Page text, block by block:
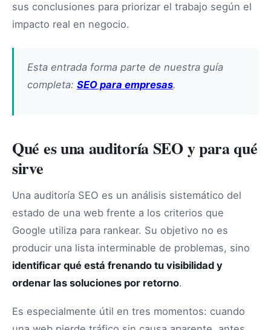
sus conclusiones para priorizar el trabajo según el
impacto real en negocio.
Esta entrada forma parte de nuestra guía
completa: SEO para empresas.
Qué es una auditoría SEO y para qué
sirve
Una auditoría SEO es un análisis sistemático del
estado de una web frente a los criterios que
Google utiliza para rankear. Su objetivo no es
producir una lista interminable de problemas, sino
identificar qué está frenando tu visibilidad y
ordenar las soluciones por retorno.
Es especialmente útil en tres momentos: cuando